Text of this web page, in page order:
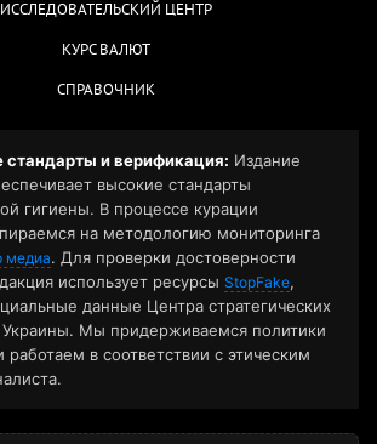
ИССЛЕДОВАТЕЛЬСКИЙ ЦЕНТР
КУРС ВАЛЮТ
СПРАВОЧНИК
и верификация: Издание
высокие стандарты
гигиены. В процессе курации
на методологию мониторинга
медиа. Для проверки достоверности
использует ресурсы StopFake,
данные Центра стратегических
Мы придерживаемся политики
работаем в соответствии с этическим